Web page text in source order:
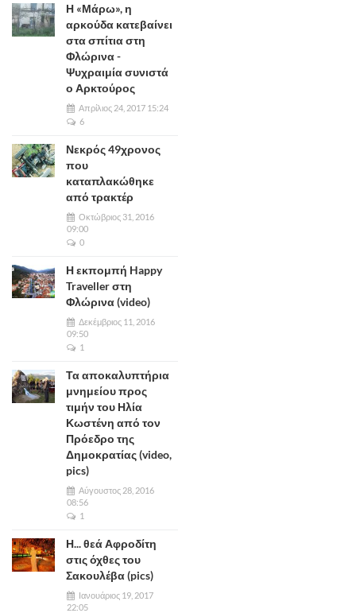
Η «Μάρω», η
αρκούδα κατεβαίνει
στα σπίτια στη
Φλώρινα -
Ψυχραιμία συνιστά
ο Αρκτούρος
Απρίλιος 24, 2017 15:24
6
Νεκρός 49χρονος
που
καταπλακώθηκε
από τρακτέρ
Οκτώβριος 31, 2016
09:00
0
Η εκπομπή Happy
Traveller στη
Φλώρινα (video)
Δεκέμβριος 11, 2016
09:50
1
Τα αποκαλυπτήρια
μνημείου προς
τιμήν του Ηλία
Κωστένη από τον
Πρόεδρο της
Δημοκρατίας (video,
pics)
Αύγουστος 28, 2016
08:56
1
Η... θεά Αφροδίτη
στις όχθες του
Σακουλέβα (pics)
Ιανουάριος 19, 2017
22:05